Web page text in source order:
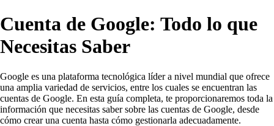
Cuenta de Google: Todo lo que
Necesitas Saber
Google es una plataforma tecnológica líder a nivel mundial que ofrece
una amplia variedad de servicios, entre los cuales se encuentran las
cuentas de Google. En esta guía completa, te proporcionaremos toda la
información que necesitas saber sobre las cuentas de Google, desde
cómo crear una cuenta hasta cómo gestionarla adecuadamente.